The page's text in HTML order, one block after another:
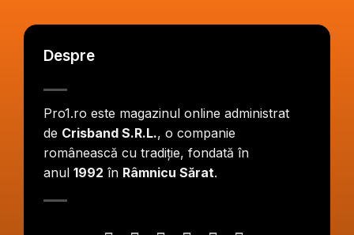
Despre
Pro1.ro este magazinul online administrat
de Crisband S.R.L., o companie
românească cu tradiție, fondată în
anul 1992 în Râmnicu Sărat.